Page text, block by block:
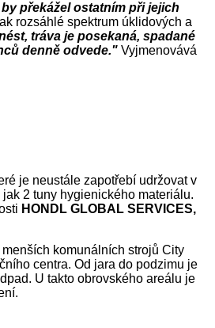
překážel ostatním při jejich
rozsáhlé spektrum úklidových a
tráva je posekaná, spadané
denně odvede." Vyjmenovává
je neustále zapotřebí udržovat v
2 tuny hygienického materiálu.
HONDL GLOBAL SERVICES,
komunálních strojů City
centra. Od jara do podzimu je
U takto obrovského areálu je